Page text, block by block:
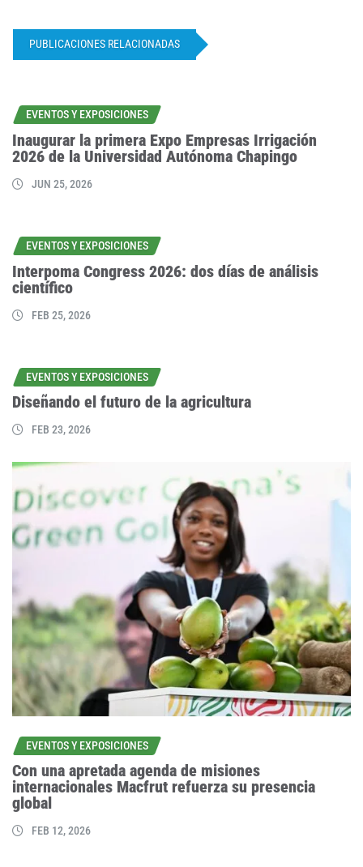
PUBLICACIONES RELACIONADAS
EVENTOS Y EXPOSICIONES
Inaugurar la primera Expo Empresas Irrigación
2026 de la Universidad Autónoma Chapingo
JUN 25, 2026
EVENTOS Y EXPOSICIONES
Interpoma Congress 2026: dos días de análisis
científico
FEB 25, 2026
EVENTOS Y EXPOSICIONES
Diseñando el futuro de la agricultura
FEB 23, 2026
EVENTOS Y EXPOSICIONES
Con una apretada agenda de misiones
internacionales Macfrut refuerza su presencia
global
FEB 12, 2026